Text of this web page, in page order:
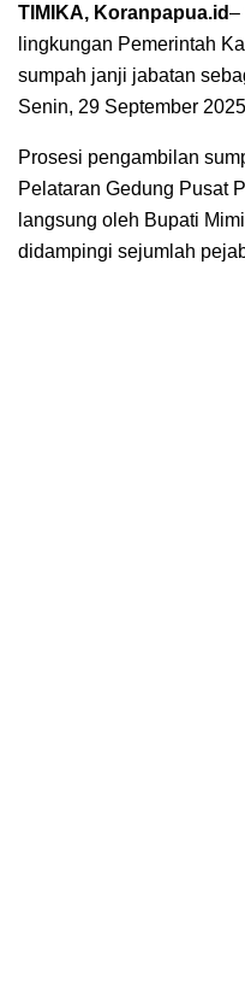
TIMIKA, Koranpapua.id–
lingkungan Pemerintah
sumpah janji jabatan
Senin, 29 September
Prosesi pengambilan
Pelataran Gedung Pusat
langsung oleh Bupati
didampingi sejumlah